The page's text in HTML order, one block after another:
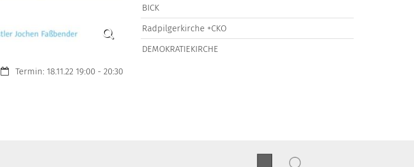
Datum:Termin: 18.11.22 19:00 - 20:30
BICK
Radpilgerkirche +CKO
DEMOKRATIEKIRCHE